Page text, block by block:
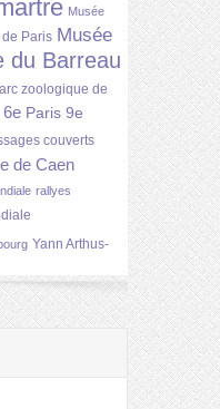
Musée
Paris Musée
du Barreau
zoologique de
6e Paris 9e
couverts
de Caen
rallyes
Yann Arthus-